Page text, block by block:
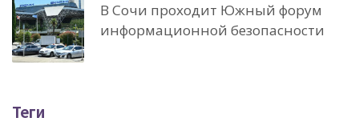
В Сочи проходит Южный форум
информационной безопасности
Теги